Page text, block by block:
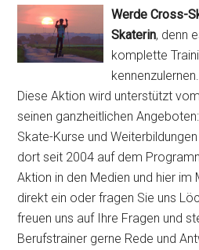
Werde Cross-
Skaterin, denn
komplette
kennenzulernen.
Diese Aktion wird unterstützt
seinen ganzheitlichen
Skate-Kurse und
dort seit 2004 auf dem
Aktion in den Medien und hier im
direkt ein oder fragen Sie uns
freuen uns auf Ihre Fragen und
Berufstrainer gerne Rede und